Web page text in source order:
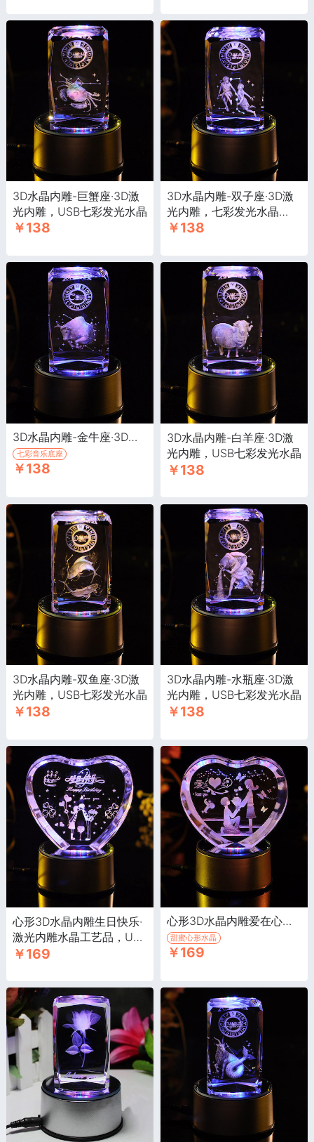
3D水晶内雕-巨蟹座·3D激
光内雕，USB七彩发光水晶
￥138
3D水晶内雕-双子座·3D激
光内雕，七彩发光水晶
（5.21-6.21生日为双子
￥138
3D水晶内雕-金牛座·3D激光内雕，USB七彩发光水晶
七彩音乐底座
￥138
3D水晶内雕-白羊座·3D激
光内雕，USB七彩发光水晶
￥138
3D水晶内雕-双鱼座·3D激
光内雕，USB七彩发光水晶
￥138
3D水晶内雕-水瓶座·3D激
光内雕，USB七彩发光水晶
￥138
心形3D水晶内雕生日快乐·
激光内雕水晶工艺品，USB
七彩旋转发光
￥169
心形3D水晶内雕爱在心里·激光内雕水晶工艺品，USB七彩旋转发光
甜蜜心形水晶
￥169